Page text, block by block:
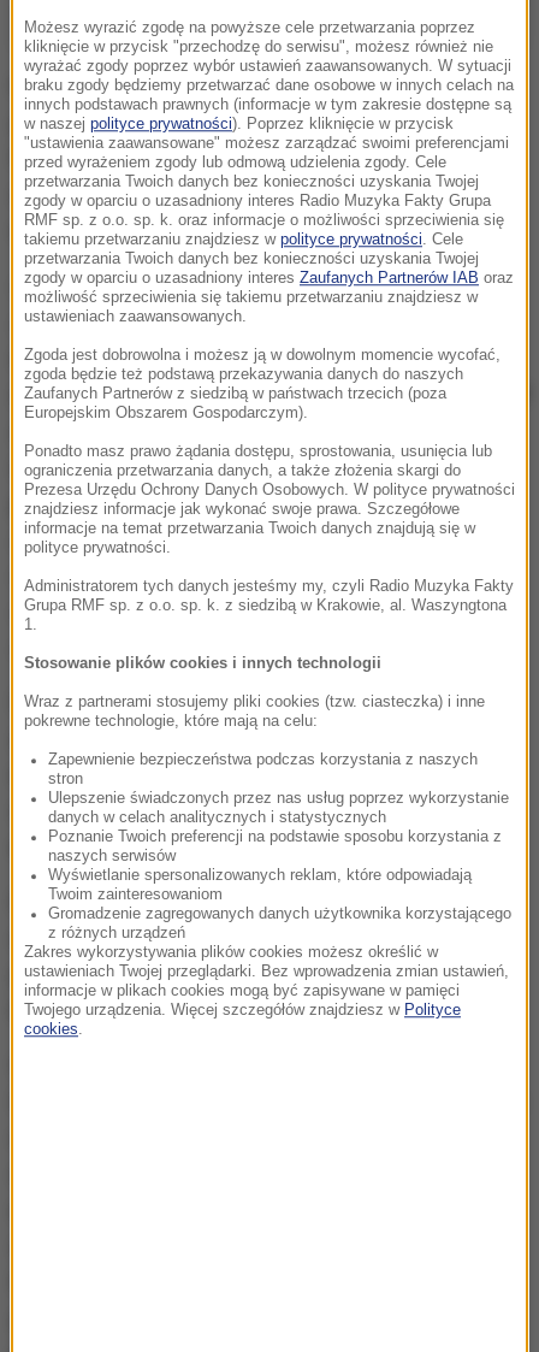
Na filmie opublikowanym na stronie na stronie
głównego wydziału Komitetu Śledczego w Moskwie,
funkcjonariusze - jedni z tortem w rękach, inni bez -
składają niezwykle wesołe życzenia urodzinowe
wszystkim 14-latkom.
Od tego wieku stajesz się osobiście odpowiedzialny
za czyny opisane w niektórych artykułach Kodeksu
karnego- mówi jedna z funkcjonariuszek z tortem
ze świeczkami.Od tego dnia sam będzie odpowiadał
inne przestępstwa, takie jak kradzież, rozbój,
porwanie i wymuszenie.Zostaniesz surowo ukarany
za terroryzm i branie zakładników. Jako młody
dorosły powinieneś wiedzieć, że poniesiesz
odpowiedzialność za gwałt i napaść na tle
Śledczy zwracają także uwagę, że młodzież
niszczenie cudzego mienia. Apel kończy się
słowami"twoje życie jest twoją
odpowiedzialnością".
Film został wyśmiany przez internautów, którzy
dodatkowo zwracali uwagę także na żółte emotki
pokazujące konkretne przepisy z kodeksu, za
których łamanie można zostać ukaranym.
Możesz wyrazić zgodę na powyższe cele przetwarzania poprzez
kliknięcie w przycisk "przechodzę do serwisu", możesz również nie
wyrażać zgody poprzez wybór ustawień zaawansowanych. W sytuacji
braku zgody będziemy przetwarzać dane osobowe w innych celach na
innych podstawach prawnych (informacje w tym zakresie dostępne są
w naszej polityce prywatności). Poprzez kliknięcie w przycisk
"ustawienia zaawansowane" możesz zarządzać swoimi preferencjami
przed wyrażeniem zgody lub odmową udzielenia zgody. Cele
przetwarzania Twoich danych bez konieczności uzyskania Twojej
zgody w oparciu o uzasadniony interes Radio Muzyka Fakty Grupa
RMF sp. z o.o. sp. k. oraz informacje o możliwości sprzeciwienia się
takiemu przetwarzaniu znajdziesz w polityce prywatności. Cele
przetwarzania Twoich danych bez konieczności uzyskania Twojej
zgody w oparciu o uzasadniony interes Zaufanych Partnerów IAB oraz
możliwość sprzeciwienia się takiemu przetwarzaniu znajdziesz w
ustawieniach zaawansowanych.
Zgoda jest dobrowolna i możesz ją w dowolnym momencie wycofać,
zgoda będzie też podstawą przekazywania danych do naszych
Zaufanych Partnerów z siedzibą w państwach trzecich (poza
Europejskim Obszarem Gospodarczym).
Ponadto masz prawo żądania dostępu, sprostowania, usunięcia lub
ograniczenia przetwarzania danych, a także złożenia skargi do
Prezesa Urzędu Ochrony Danych Osobowych. W polityce prywatności
znajdziesz informacje jak wykonać swoje prawa. Szczegółowe
informacje na temat przetwarzania Twoich danych znajdują się w
polityce prywatności.
Administratorem tych danych jesteśmy my, czyli Radio Muzyka Fakty
Grupa RMF sp. z o.o. sp. k. z siedzibą w Krakowie, al. Waszyngtona
1.
Stosowanie plików cookies i innych technologii
Wraz z partnerami stosujemy pliki cookies (tzw. ciasteczka) i inne
pokrewne technologie, które mają na celu:
Zapewnienie bezpieczeństwa podczas korzystania z naszych
stron
Ulepszenie świadczonych przez nas usług poprzez wykorzystanie
danych w celach analitycznych i statystycznych
Poznanie Twoich preferencji na podstawie sposobu korzystania z
naszych serwisów
Wyświetlanie spersonalizowanych reklam, które odpowiadają
Twoim zainteresowaniom
Gromadzenie zagregowanych danych użytkownika korzystającego
z różnych urządzeń
Zakres wykorzystywania plików cookies możesz określić w
ustawieniach Twojej przeglądarki. Bez wprowadzenia zmian ustawień,
informacje w plikach cookies mogą być zapisywane w pamięci
Twojego urządzenia. Więcej szczegółów znajdziesz w Polityce
cookies.